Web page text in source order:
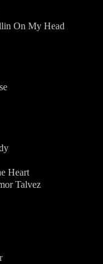
On My Head
Heart
Talvez